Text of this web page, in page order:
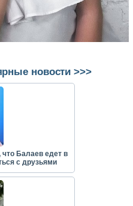
новости >>>
Балаев едет в
с друзьями